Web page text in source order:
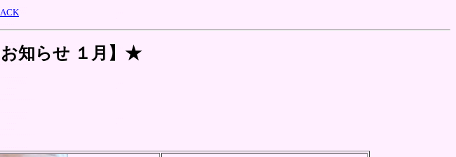
知らせ １月】★